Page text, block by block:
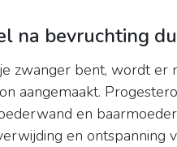
na bevruchting
je zwanger bent, wordt er
aangemaakt.
en
en ontspanning